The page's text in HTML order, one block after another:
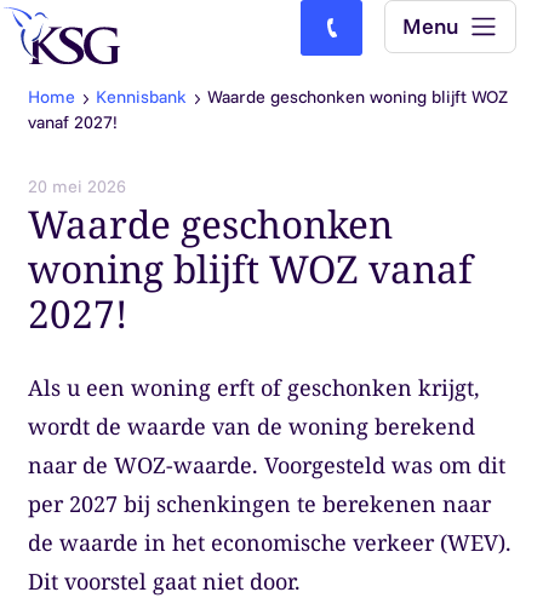
Skip to content
Bel ons: (0)77-4740000
Menu
Home Kennisbank
Waarde geschonken woning blijft WOZ
vanaf 2027!
20 mei 2026
Waarde geschonken
woning blijft WOZ vanaf
2027!
Als u een woning erft of geschonken krijgt,
wordt de waarde van de woning berekend
naar de WOZ-waarde. Voorgesteld was om dit
per 2027 bij schenkingen te berekenen naar
de waarde in het economische verkeer (WEV).
Dit voorstel gaat niet door.